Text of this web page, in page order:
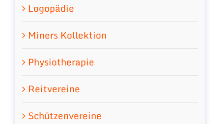
Logopädie
Miners Kollektion
Physiotherapie
Reitvereine
Schützenvereine